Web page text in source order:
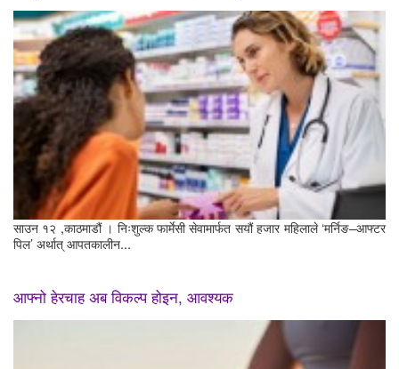
साउन १२ ,काठमाडौं । निःशुल्क फार्मेसी सेवामार्फत सयौं हजार महिलाले ‘मर्निङ–आफ्टर
पिल’ अर्थात् आपतकालीन...
आफ्नो हेरचाह अब विकल्प होइन, आवश्यक